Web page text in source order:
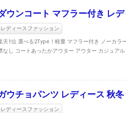
ウンコート マフラー付き レ
レディースファッション
天1位 選べる2Type！軽量 マフラー付き ノーカラ
なし コートあったかアウター アウター カジュア
ウチョパンツ レディース 秋
レディースファッション